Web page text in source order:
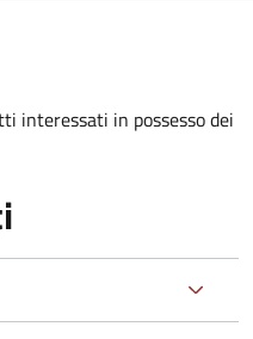
interessati in possesso dei